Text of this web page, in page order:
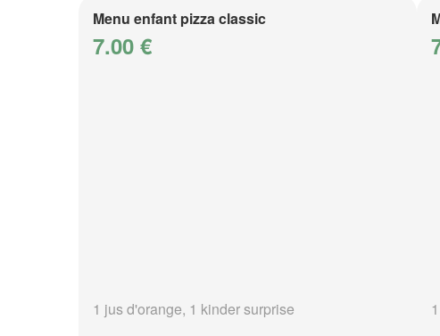
Menu enfant pizza classic
7.00 €
1 jus d'orange, 1 kinder surprise